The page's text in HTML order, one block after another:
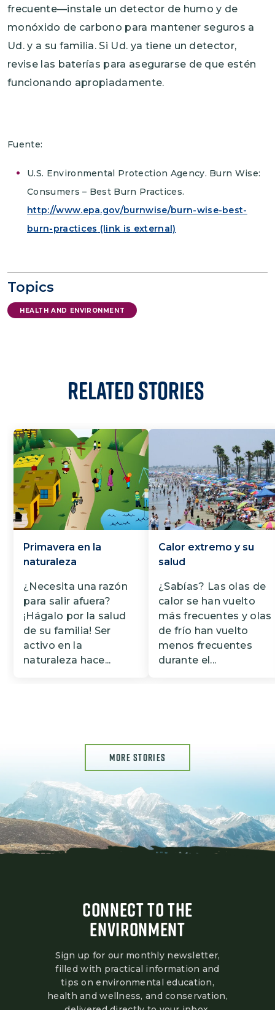
frecuente—instale un detector de humo y de
monóxido de carbono para mantener seguros a
Ud. y a su familia. Si Ud. ya tiene un detector,
revise las baterías para asegurarse de que estén
funcionando apropiadamente.
Fuente:
U.S. Environmental Protection Agency. Burn Wise:
Consumers – Best Burn Practices.
http://www.epa.gov/burnwise/burn-wise-best-
burn-practices (link is external)
Topics
HEALTH AND ENVIRONMENT
Related Stories
Primavera en la
naturaleza
¿Necesita una razón
para salir afuera?
¡Hágalo por la salud
de su familia! Ser
activo en la
naturaleza hace...
Calor extremo y su
salud
¿Sabí­as? Las olas de
calor se han vuelto
más frecuentes y olas
de frío han vuelto
menos frecuentes
durante el...
MORE STORIES
CONNECT TO THE
ENVIRONMENT
Sign up for our monthly newsletter,
filled with practical information and
tips on environmental education,
health and wellness, and conservation,